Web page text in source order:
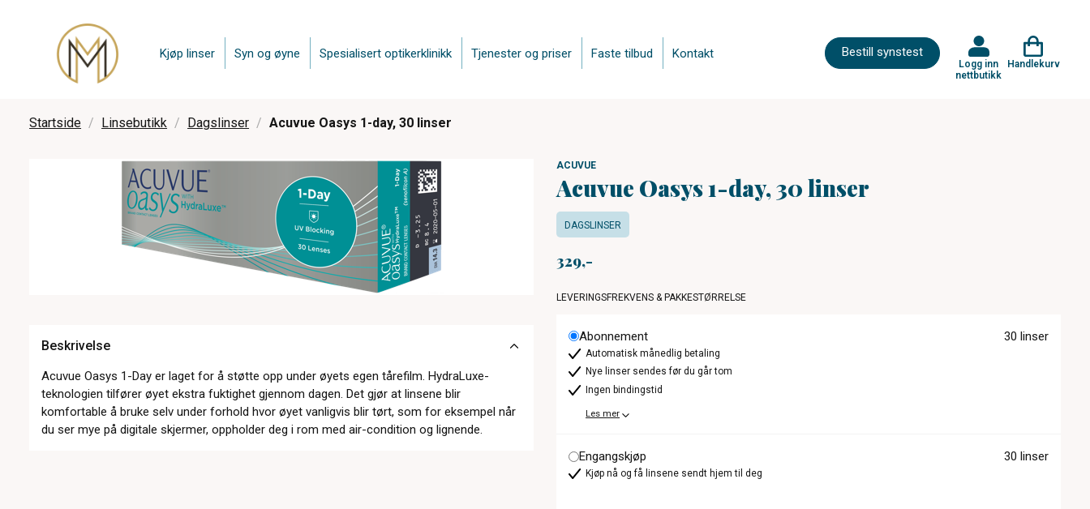
Bestill synstest
Kjøp linser Syn og øyne Spesialisert optikerklinikk Tjenester og priser Faste tilbud Kontakt
Logg inn
nettbutikk
Handlekurv
Startside Linsebutikk Dagslinser Acuvue Oasys 1-day, 30 linser
Beskrivelse
Acuvue Oasys 1-Day er laget for å støtte opp under øyets egen tårefilm. HydraLuxe-
teknologien tilfører øyet ekstra fuktighet gjennom dagen. Det gjør at linsene blir
komfortable å bruke selv under forhold hvor øyet vanligvis blir tørt, som for eksempel når
du ser mye på digitale skjermer, oppholder deg i rom med air-condition og lignende.
ACUVUE
Acuvue Oasys 1-day, 30 linser
DAGSLINSER
329
LEVERINGSFREKVENS & PAKKESTØRRELSE
Abonnement 30 linser
Automatisk månedlig betaling
Nye linser sendes før du går tom
Ingen bindingstid
Les mer
Engangskjøp 30 linser
Kjøp nå og få linsene sendt hjem til deg